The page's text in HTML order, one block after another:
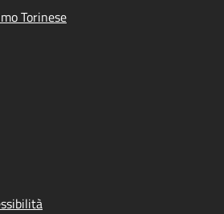
Torinese